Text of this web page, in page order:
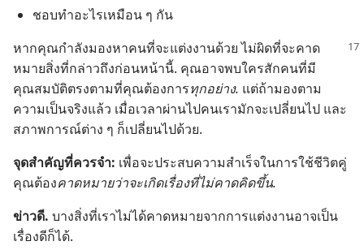
ชอบ​ทำ​อะไร​เหมือน ๆ กัน
หาก​คุณ​กำลัง​มอง​หา​คน​ที่​จะ​แต่งงาน​ด้วย ไม่​ผิด​ที่​จะ​คาด​
หมาย​สิ่ง​ที่​กล่าว​ถึง​ก่อน​หน้า​นี้. คุณ​อาจ​พบ​ใคร​สัก​คน​ที่​มี​
คุณสมบัติ​ตรง​ตาม​ที่​คุณ​ต้องการ​ทุก​อย่าง. แต่​ถ้า​มอง​ตาม​
ความ​เป็น​จริง​แล้ว เมื่อ​เวลา​ผ่าน​ไป​คน​เรา​มัก​จะ​เปลี่ยน​ไป และ​
สภาพการณ์​ต่าง ๆ ก็​เปลี่ยน​ไป​ด้วย.
จุด​สำคัญ​ที่​ควร​จำ: เพื่อ​จะ​ประสบ​ความ​สำเร็จ​ใน​การ​ใช้​ชีวิต​คู่
คุณ​ต้อง​คาด​หมาย​ว่า​จะ​เกิด​เรื่อง​ที่​ไม่​คาด​คิด​ขึ้น.
ข่าว​ดี. บาง​สิ่ง​ที่​เรา​ไม่​ได้​คาด​หมาย​จาก​การ​แต่งงาน​อาจ​เป็น​
เรื่อง​ดี​ก็​ได้.